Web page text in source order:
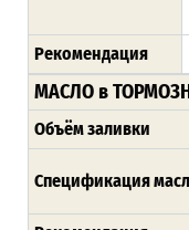
Рекомендация
МАСЛО в
Объём заливки
Спецификация